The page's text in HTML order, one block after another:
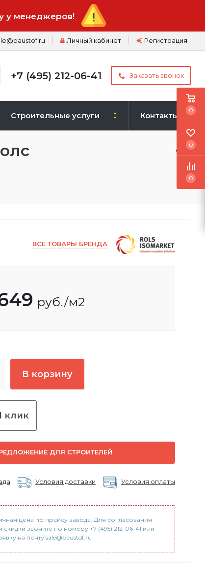
у менеджеров!
Регистрация
Личный кабинет
+7 (495) 212-06-41 Заказать звонок
Строительные услуги Контакты
ВСЕ ТОВАРЫ БРЕНДА
руб./м2
В корзину
клик
ДЛЯ СТРОИТЕЛЕЙ
Условия доставки Условия оплаты
цена по прайсу завода. Для согласования
звоните по номеру +7 (495) 212-06-41 или
на почту sale@baustof.ru
0
0
0